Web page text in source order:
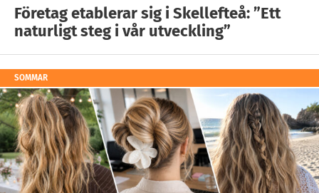
Företag etablerar sig i Skellefteå: ”Ett
naturligt steg i vår utveckling”
SOMMAR